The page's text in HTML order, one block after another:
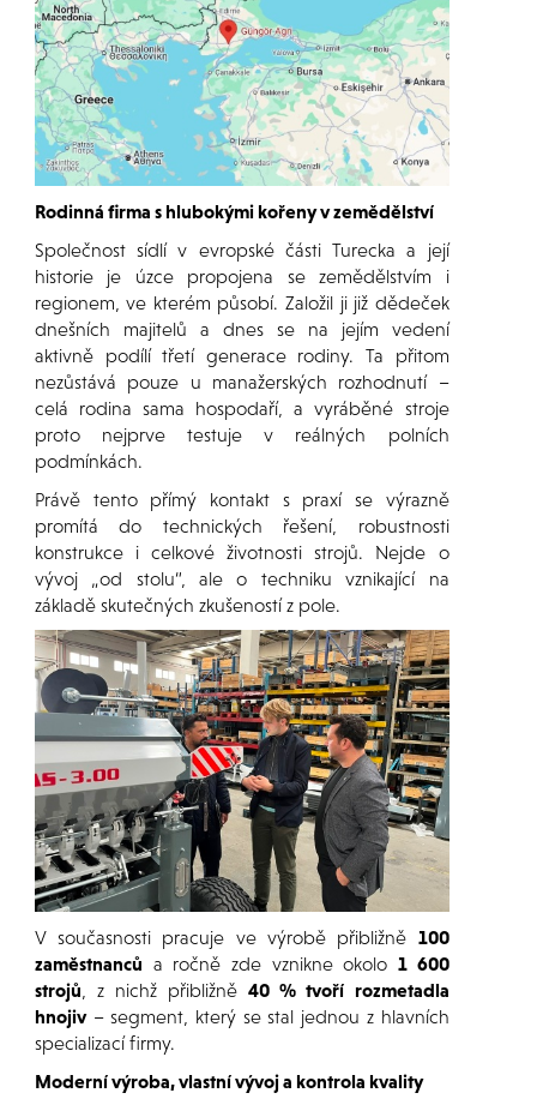
Rodinná firma s hlubokými kořeny v zemědělství
Společnost sídlí v evropské části Turecka a její
historie je úzce propojena se zemědělstvím i
regionem, ve kterém působí. Založil ji již dědeček
dnešních majitelů a dnes se na jejím vedení
aktivně podílí třetí generace rodiny. Ta přitom
nezůstává pouze u manažerských rozhodnutí –
celá rodina sama hospodaří, a vyráběné stroje
proto nejprve testuje v reálných polních
podmínkách.
Právě tento přímý kontakt s praxí se výrazně
promítá do technických řešení, robustnosti
konstrukce i celkové životnosti strojů. Nejde o
vývoj „od stolu“, ale o techniku vznikající na
základě skutečných zkušeností z pole.
V současnosti pracuje ve výrobě přibližně 100
zaměstnanců a ročně zde vznikne okolo 1 600
strojů , z nichž přibližně40 % tvoří rozmetadla
hnojiv– segment, který se stal jednou z hlavních
specializací firmy.
Moderní výroba, vlastní vývoj a kontrola kvality